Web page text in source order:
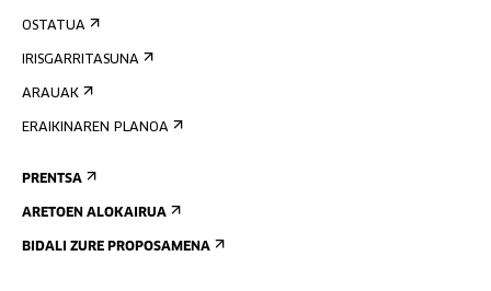
OSTATUA
IRISGARRITASUNA
ARAUAK
ERAIKINAREN PLANOA
PRENTSA
ARETOEN ALOKAIRUA
BIDALI ZURE PROPOSAMENA